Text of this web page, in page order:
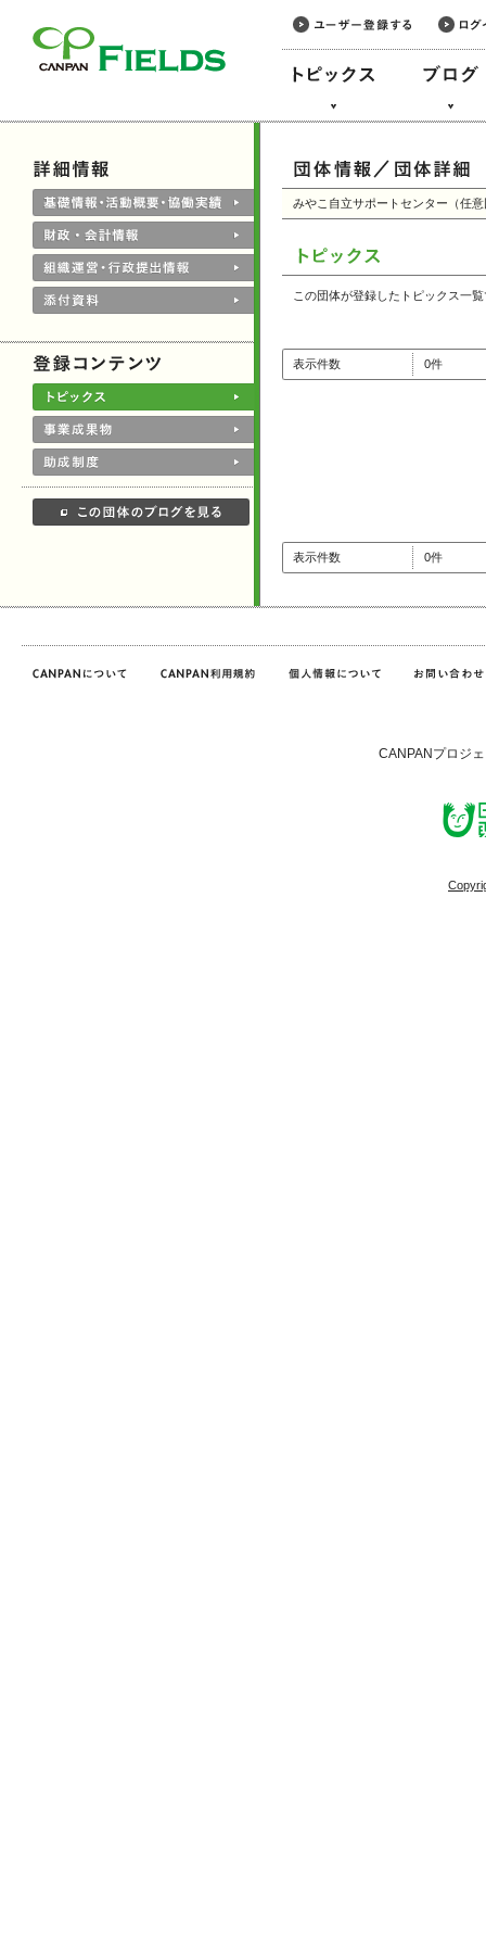
みやこ自立サポートセンター（任
この団体が登録したトピックス一
表示件数 0件
表示件数 0件
CANPANプロジ